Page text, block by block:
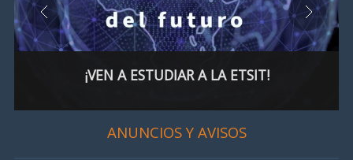
¡VEN A ESTUDIAR A LA ETSIT!
ANUNCIOS Y AVISOS